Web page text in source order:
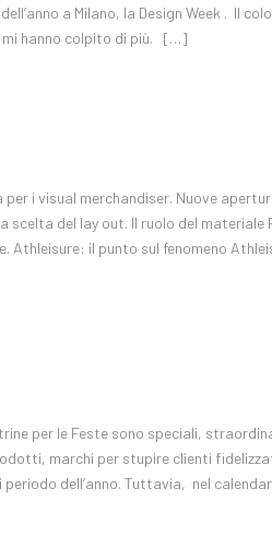
a Milano, la Design Week . Il
mi hanno colpito di più. […]
i visual merchandiser. Nuove
del lay out. Il ruolo del materiale
Athleisure: il punto sul fenomeno
per le Feste sono speciali,
marchi per stupire clienti
dell’anno. Tuttavia, nel